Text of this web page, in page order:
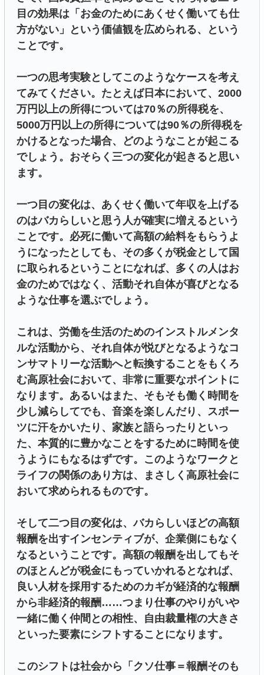
目の効果は「お金のためにあくせく働いても仕
方がない」という価値観を広められる、という
ことです。
一つの思考実験としてこのようなケースを考え
てみてください。たとえば日本において、2000
万円以上の所得については70％の所得税を、
5000万円以上の所得については90％の所得税を
かけるとなった場合、どのようなことが起こる
でしょう。おそらく三つの変化が起きると思い
ます。
一つ目の変化は、あくせく働いて年収を上げる
のはバカらしいと思う人が確実に増えるという
ことです。必死に働いて高額の給料をもらうよ
うになったとしても、その多くが税金として国
に取られるということになれば、多くの人はお
金のためではなく、活動それ自体が喜びとなる
ような仕事を選ぶでしょう。
これは、労働を生活のためのインストルメンタ
ルな活動から、それ自体が悦びとなるようなコ
ンサマトリーな活動へと転換することをもくろ
む高原社会において、非常に重要なポイントに
なります。あるいはまた、そもそも働く時間を
少し減らしてでも、音楽を楽しんだり、スポー
ツに汗をかいたり、家族と語らったりといっ
た、本質的に豊かなことをするために時間を使
うようにもなるはずです。このようなワークと
ライフの関係のあり方は、まさしく高原社会に
おいて求められるものです。
そして二つ目の変化は、バカらしいほどの高額
報酬を出すインセンティブが、企業側にもなく
なるということです。高額の報酬を出してもそ
のほとんどが税金にもっていかれるとなれば、
良い人材を採用するためのカギが経済的な報酬
から非経済的報酬……つまり仕事のやりがいや
一緒に働く仲間との相性、自由裁量権の大きさ
といった要素にシフトすることになります。
このシフトは社会から「クソ仕事＝報酬そのも